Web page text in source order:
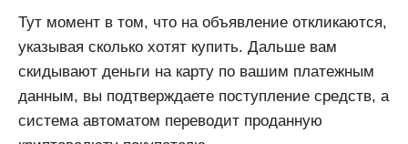
Тут момент в том, что на объявление откликаются,
указывая сколько хотят купить. Дальше вам
скидывают деньги на карту по вашим платежным
данным, вы подтверждаете поступление средств, а
система автоматом переводит проданную